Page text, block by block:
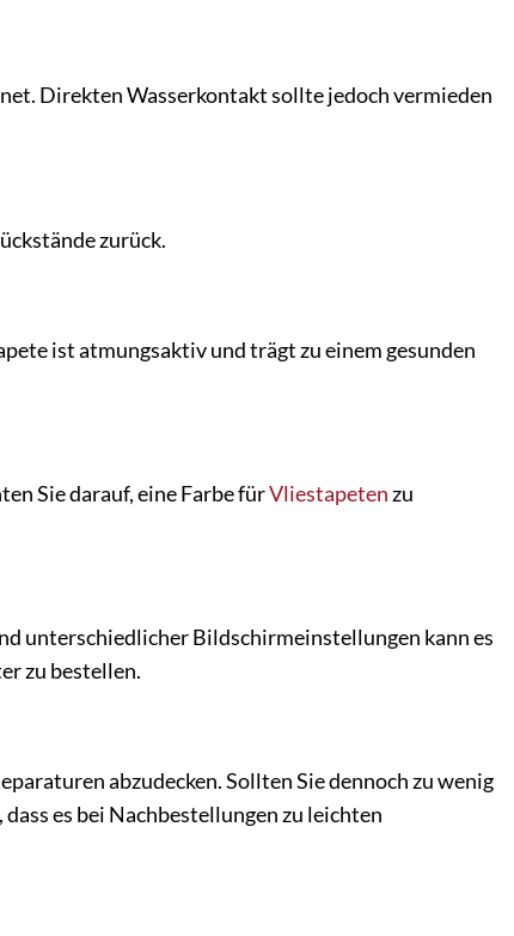
Direkten Wasserkontakt sollte jedoch vermieden
zurück.
ist atmungsaktiv und trägt zu einem gesunden
Sie darauf, eine Farbe fürVliestapetenzu
unterschiedlicher Bildschirmeinstellungen kann es
zu bestellen.
abzudecken. Sollten Sie dennoch zu wenig
es bei Nachbestellungen zu leichten